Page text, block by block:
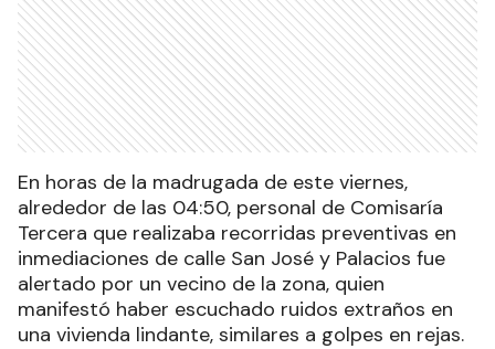
En horas de la madrugada de este viernes,
alrededor de las 04:50, personal de Comisaría
Tercera que realizaba recorridas preventivas en
inmediaciones de calle San José y Palacios fue
alertado por un vecino de la zona, quien
manifestó haber escuchado ruidos extraños en
una vivienda lindante, similares a golpes en rejas.